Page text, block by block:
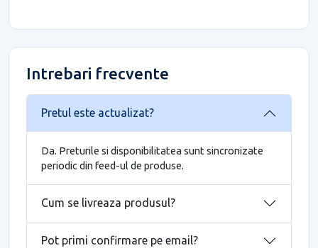
Intrebari frecvente
Pretul este actualizat?
Da. Preturile si disponibilitatea sunt sincronizate
periodic din feed-ul de produse.
Cum se livreaza produsul?
Pot primi confirmare pe email?